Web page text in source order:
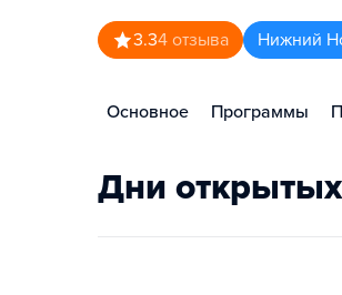
3.34 отзыва Нижний
Основное Программы
Дни